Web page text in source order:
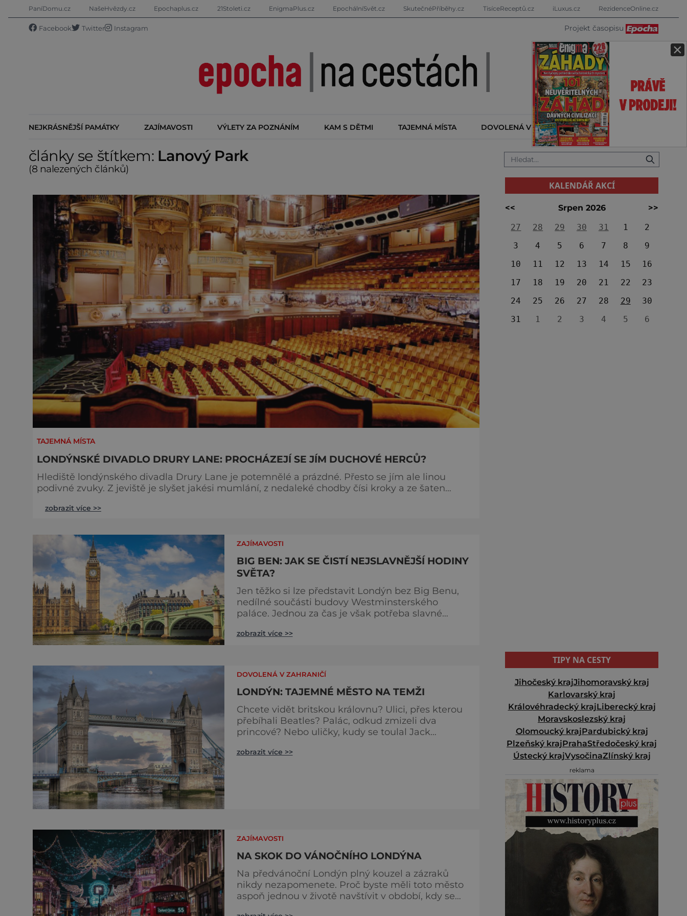
×
PaníDomu.cz NašeHvězdy.cz Epochaplus.cz 21Stoleti.cz EnigmaPlus.cz EpochálníSvět.cz SkutečnéPříběhy.cz TisíceReceptů.cz iLuxus.cz RezidenceOnline.cz
Facebook Twitter Instagram Projekt časopisu
NEJKRÁSNĚJŠÍ PAMÁTKY ZAJÍMAVOSTI VÝLETY ZA POZNÁNÍM KAM S DĚTMI TAJEMNÁ MÍSTA DOVOLENÁ V ZAHRANIČÍ KALENDÁŘ AKCÍ
články se štítkem: Lanový Park
(8 nalezených článků)
TAJEMNÁ MÍSTA
LONDÝNSKÉ DIVADLO DRURY LANE: PROCHÁZEJÍ SE JÍM DUCHOVÉ HERCŮ?
Hlediště londýnského divadla Drury Lane je potemnělé a prázdné. Přesto se jím ale linou
podivné zvuky. Z jeviště je slyšet jakési mumlání, z nedaleké chodby čísi kroky a ze šaten
bohatý herec a divadelník ze 17. století jménem Thomas Kill
zobrazit více >>
ZAJÍMAVOSTI
BIG BEN: JAK SE ČISTÍ NEJSLAVNĚJŠÍ HODINY
SVĚTA?
Jen těžko si lze představit Londýn bez Big Benu,
nedílné součásti budovy Westminsterského
paláce. Jednou za čas je však potřeba slavné
srpna roku 2015 loňského roku prošel slavný Big
kbelíky s mýdlovou vodou, po několik dní
zobrazit více >>
DOVOLENÁ V ZAHRANIČÍ
LONDÝN: TAJEMNÉ MĚSTO NA TEMŽI
Chcete vidět britskou královnu? Ulici, přes kterou
přebíhali Beatles? Palác, odkud zmizeli dva
princové? Nebo uličky, kudy se toulal Jack
stihnout? Kouzelný Londýn vám určitě učaruje.
zobrazit více >>
ZAJÍMAVOSTI
NA SKOK DO VÁNOČNÍHO LONDÝNA
Na předvánoční Londýn plný kouzel a zázraků
nikdy nezapomenete. Proč byste měli toto město
aspoň jednou v životě navštívit v období, kdy se
KALENDÁŘ AKCÍ
<< Srpen 2026
>>
27
28 29 30 31 1
2
3
4 5 6 7 8
9
10
11 12 13 14 15
16
17
18 19 20 21 22
23
24
25 26 27 28 29
30
31
1 2 3 4 5 6
TIPY NA CESTY
Jihočeský krajJihomoravský kraj
Karlovarský kraj
Královéhradecký krajLiberecký kraj
Moravskoslezský kraj
Olomoucký krajPardubický kraj
Plzeňský krajPrahaStředočeský kraj
Ústecký krajVysočinaZlínský kraj
reklama